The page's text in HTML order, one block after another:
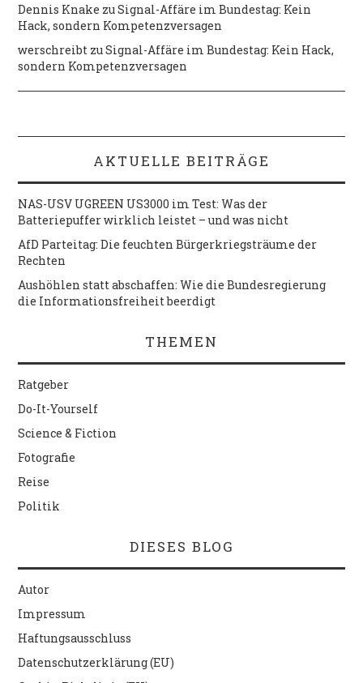
Dennis Knake zuSignal-Affäre im Bundestag: Kein
Hack, sondern Kompetenzversagen
werschreibt zuSignal-Affäre im Bundestag: Kein Hack,
sondern Kompetenzversagen
AKTUELLE BEITRÄGE
NAS-USV UGREEN US3000 im Test: Was der
Batteriepuffer wirklich leistet – und was nicht
AfD Parteitag: Die feuchten Bürgerkriegsträume der
Rechten
Aushöhlen statt abschaffen: Wie die Bundesregierung
die Informationsfreiheit beerdigt
THEMEN
Ratgeber
Do-It-Yourself
Science & Fiction
Fotografie
Reise
Politik
DIESES BLOG
Autor
Impressum
Haftungsausschluss
Datenschutzerklärung (EU)